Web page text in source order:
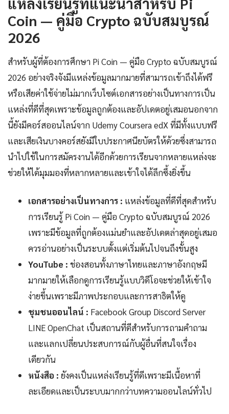
Coin — คู่มือ Crypto ฉบับสมบูรณ์
2026
สำหรับผู้ที่ต้องการศึกษา Pi Coin — คู่มือ Crypto ฉบับสมบูรณ์
2026 อย่างจริงจังมีแหล่งข้อมูลมากมายที่สามารถเข้าถึงได้ฟรี
หรือเสียค่าใช้จ่ายไม่มากเว็บไซต์เอกสารอย่างเป็นทางการเป็น
แหล่งที่ดีที่สุดเพราะข้อมูลถูกต้องและอัปเดตอยู่เสมอนอกจาก
นี้ยังมีคอร์สออนไลน์จาก Udemy Coursera edX ที่มีทั้งแบบฟรี
และเสียเงินบางคอร์สยังมีใบประกาศนียบัตรให้ด้วยซึ่งสามารถ
นำไปใช้ในการสมัครงานได้อีกด้วยการเรียนจากหลายแหล่งจะ
ช่วยให้ได้มุมมองที่หลากหลายและเข้าใจได้ลึกซึ้งยิ่งขึ้น
เอกสารอย่างเป็นทางการ : แหล่งข้อมูลที่ดีที่สุดสำหรับ
การเรียนรู้ Pi Coin — คู่มือ Crypto ฉบับสมบูรณ์ 2026
เพราะมีข้อมูลที่ถูกต้องแม่นยำและอัปเดตล่าสุดอยู่เสมอ
ควรอ่านอย่างเป็นระบบตั้งแต่เริ่มต้นไปจนถึงขั้นสูง
YouTube : ช่องสอนทั้งภาษาไทยและภาษาอังกฤษมี
มากมายให้เลือกดูการเรียนรู้แบบวิดีโอจะช่วยให้เข้าใจ
ง่ายขึ้นเพราะมีภาพประกอบและการสาธิตให้ดู
ชุมชนออนไลน์ : Facebook Group Discord Server
LINE OpenChat เป็นสถานที่ดีสำหรับการถามคำถาม
และแลกเปลี่ยนประสบการณ์กับผู้อื่นที่สนใจเรื่อง
เดียวกัน
หนังสือ : ยังคงเป็นแหล่งเรียนรู้ที่ดีเพราะมีเนื้อหาที่
ละเอียดและเป็นระบบมากกว่าบทความออนไลน์ทั่วไป